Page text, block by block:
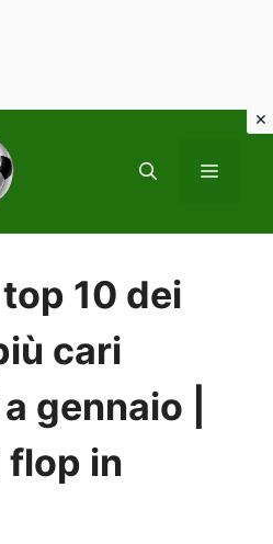
MENU
10 dei
cari
gennaio |
flop in